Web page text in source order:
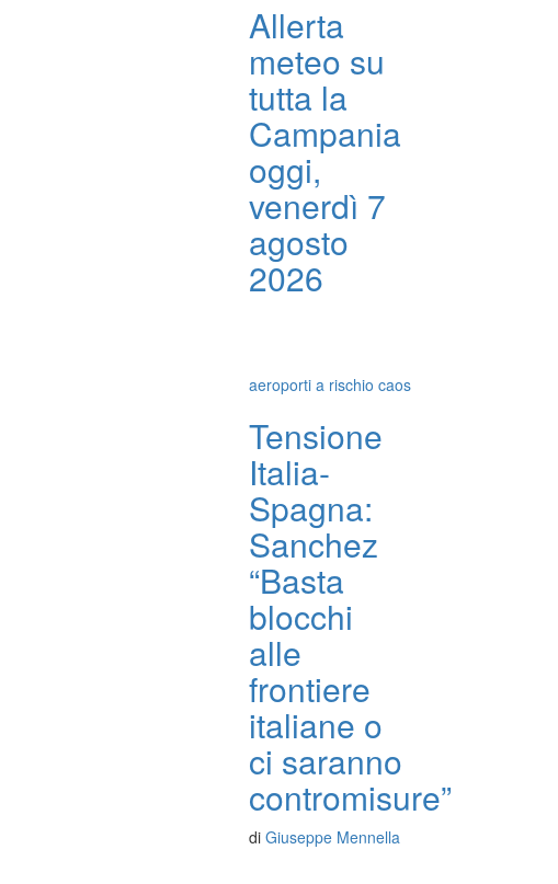
Allerta
meteo su
tutta la
Campania
oggi,
venerdì 7
agosto
2026
aeroporti a rischio caos
Tensione
Italia-
Spagna:
Sanchez
“Basta
blocchi
alle
frontiere
italiane o
ci saranno
contromisure”
di Giuseppe Mennella